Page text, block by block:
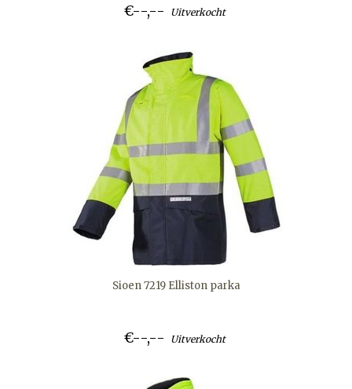
€--,-- Uitverkocht
Sioen 7219 Elliston parka
€--,-- Uitverkocht